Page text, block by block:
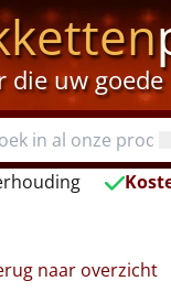
die uw
naar overzicht